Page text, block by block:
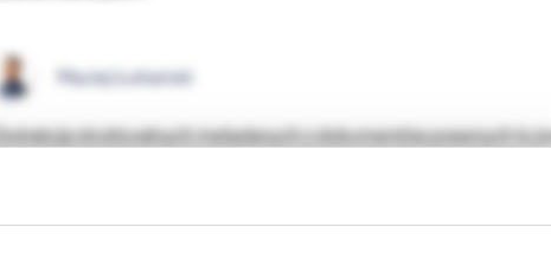
Maciej Łukiański
Ekstrakcja strukturalnych metadanych z dokumentów prawnych to
dla działalności regulowanych. Dzięki starannie zaprojektowanemu
4o-mini i Structured Outputs OpenAI, zespoły mogą osiągnąć ponad
dokumentów regulacyjnych w wielu taksonomiach.